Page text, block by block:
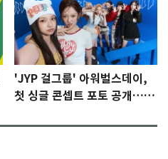
'JYP 걸그룹' 아워벌스데이,
첫 싱글 콘셉트 포토 공개…청